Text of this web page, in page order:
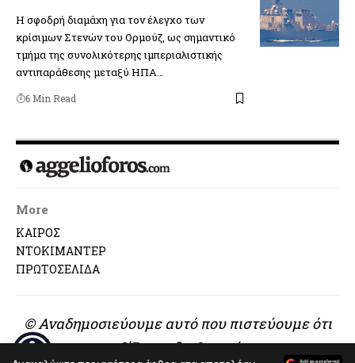
Η σφοδρή διαμάχη για τον έλεγχο των
κρίσιμων Στενών του Ορμούζ, ως σημαντικό
τμήμα της συνολικότερης ιμπεριαλιστικής
αντιπαράθεσης μεταξύ ΗΠΑ…
6 Min Read
More
ΚΑΙΡΟΣ
ΝΤΟΚΙΜΑΝΤΕΡ
ΠΡΩΤΟΣΕΛΙΔΑ
© Αναδημοσιεύουμε αυτό που πιστεύουμε ότι
αξίζει να διαβαστεί..